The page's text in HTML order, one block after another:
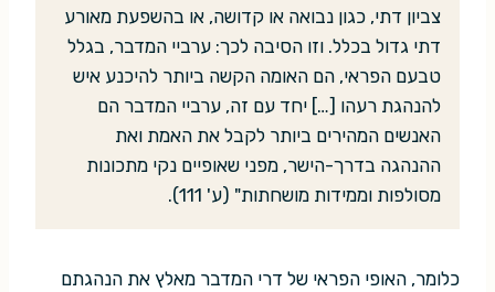
צביון דתי, כגון נבואה או קדושה, או בהשפעת מאורע
דתי גדול בכלל. וזו הסיבה לכך: ערביי המדבר, בגלל
טבעם הפראי, הם האומה הקשה ביותר להיכנע איש
להנהגת רעהו […] יחד עם זה, ערביי המדבר הם
האנשים המהירים ביותר לקבל את האמת ואת
ההנהגה בדרך-הישר, מפני שאופיים נקי מתכונות
מסולפות וממידות מושחתות" (ע' 111).
כלומר, האופי הפראי של דרי המדבר מאלץ את הנהגתם